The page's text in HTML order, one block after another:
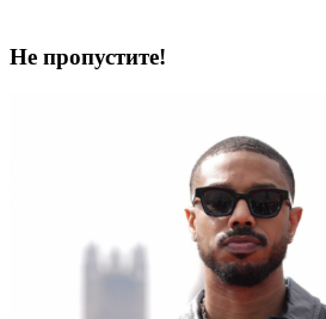
Не пропустите!